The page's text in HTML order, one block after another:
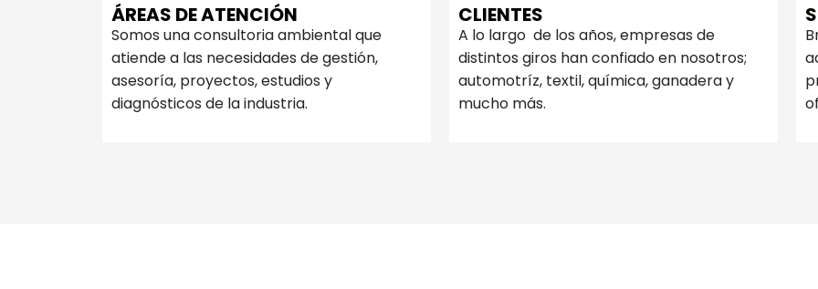
ÁREAS DE ATENCIÓN
Somos una consultoria ambiental que
atiende a las necesidades de gestión,
asesoría, proyectos, estudios y
diagnósticos de la industria.
CLIENTES
A lo largo de los años, empresas de
distintos giros han confiado en nosotros;
automotríz, textil, química, ganadera y
mucho más.